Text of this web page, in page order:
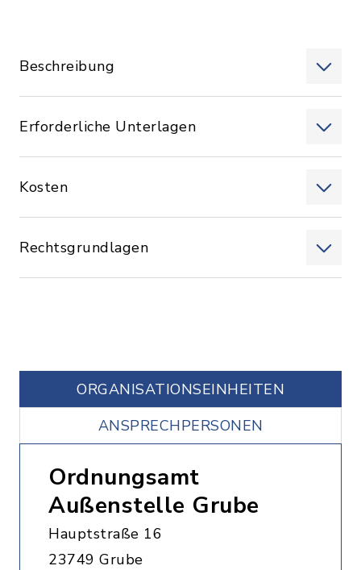
Beschreibung
Erforderliche Unterlagen
Kosten
Rechtsgrundlagen
ORGANISATIONS­EINHEITEN
ANSPRECHPERSONEN
Ordnungsamt
Außenstelle Grube
Hauptstraße 16
23749 Grube